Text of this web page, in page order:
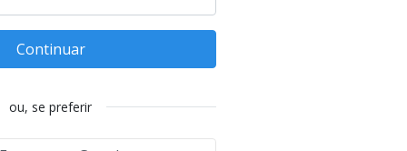
Continuar
ou, se preferir